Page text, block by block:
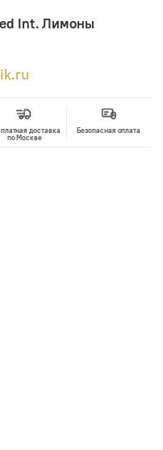
Int. Лимоны
доставка
по Москве
Безопасная оплата